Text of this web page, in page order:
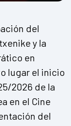
del
y la
en
lugar el inicio
2026 de la
en el Cine
del